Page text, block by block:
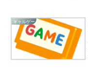
ギャルゲー